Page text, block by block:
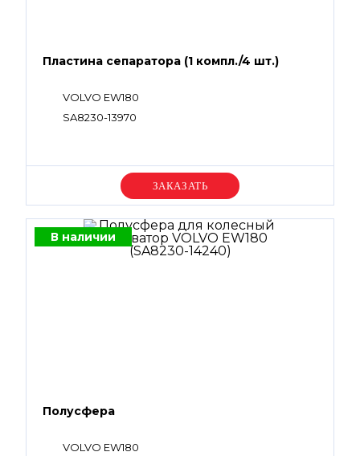
Пластина сепаратора (1 компл./4 шт.)
VOLVO EW180
SA8230-13970
Уточняйте цену
В наличии
Полусфера
VOLVO EW180